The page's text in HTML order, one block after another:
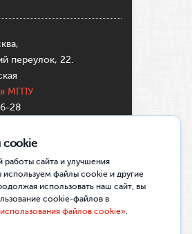
переулок, 22.
МГПУ
28
cookie
сайта и улучшения
используем файлы cookie и другие
использовать наш сайт, вы
cookie-файлов в
файлов cookie».